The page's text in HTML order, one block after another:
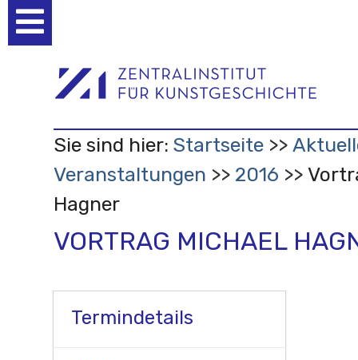
Werkzeuge
Sie sind hier: Startseite
Veranstaltungen
2016
Hagner
VORTRAG MICHAEL
Termindetails